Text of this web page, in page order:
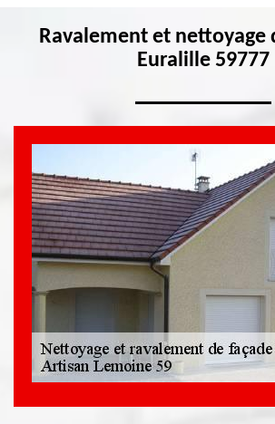
Ravalement et nettoyage
Euralille 59777